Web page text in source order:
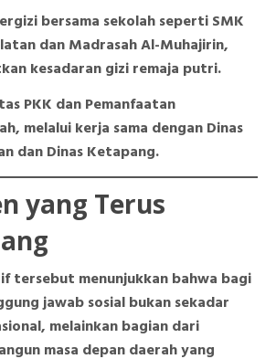
bersama sekolah seperti SMK
dan Madrasah Al-Muhajirin,
kesadaran gizi remaja putri.
PKK dan Pemanfaatan
melalui kerja sama dengan Dinas
dan Dinas Ketapang.
yang Terus
tersebut menunjukkan bahwa bagi
jawab sosial bukan sekadar
melainkan bagian dari
masa depan daerah yang